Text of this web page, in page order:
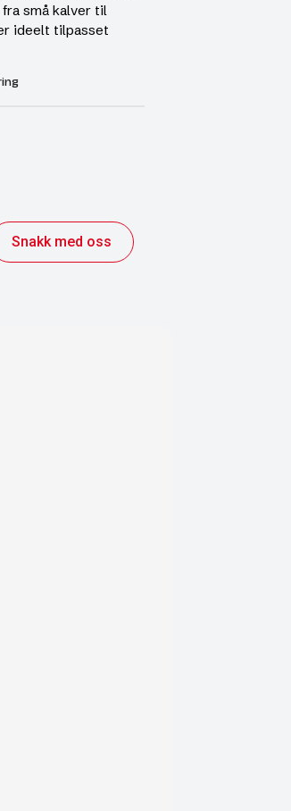
små kalver til
ideelt tilpasset
Snakk med oss